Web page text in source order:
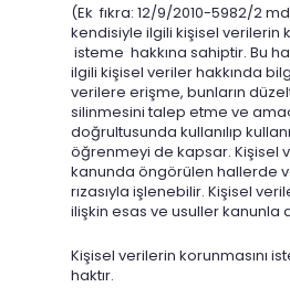
(Ek fıkra: 12/9/2010-5982/2
kendisiyle ilgili kişisel verilerin
isteme hakkına sahiptir. Bu
ilgili kişisel veriler hakkında
verilere erişme, bunların
silinmesini talep etme ve
doğrultusunda kullanılıp
öğrenmeyi de kapsar. Kişisel
kanunda öngörülen hallerde
rızasıyla işlenebilir. Kişisel
ilişkin esas ve usuller kanunla
Kişisel verilerin korunmasını
haktır.